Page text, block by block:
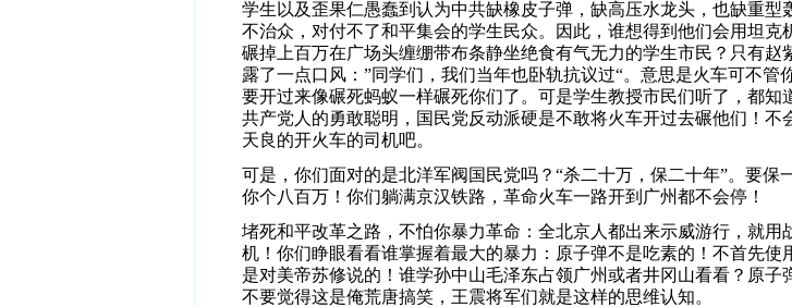
学生以及歪果仁愚蠢到认为中共缺橡皮子弹，缺高压水龙头，也缺重型
不治众，对付不了和平集会的学生民众。因此，谁想得到他们会用坦克
碾掉上百万在广场头缠绷带布条静坐绝食有气无力的学生市民？只有赵
露了一点口风：”同学们，我们当年也卧轨抗议过“。意思是火车可不管
要开过来像碾死蚂蚁一样碾死你们了。可是学生教授市民们听了，都知
共产党人的勇敢聪明，国民党反动派硬是不敢将火车开过去碾他们！不
天良的开火车的司机吧。
可是，你们面对的是北洋军阀国民党吗？“杀二十万，保二十年”。要保
你个八百万！你们躺满京汉铁路，革命火车一路开到广州都不会停！
堵死和平改革之路， 不怕你暴力革命： 全北京人都出来示威游行，就用
机！你们睁眼看看谁掌握着最大的暴力：原子弹不是吃素的！不首先使
是对美帝苏修说的！谁学孙中山毛泽东占领广州或者井冈山看看？原子
不要觉得这是俺荒唐搞笑，王震将军们就是这样的思维认知。